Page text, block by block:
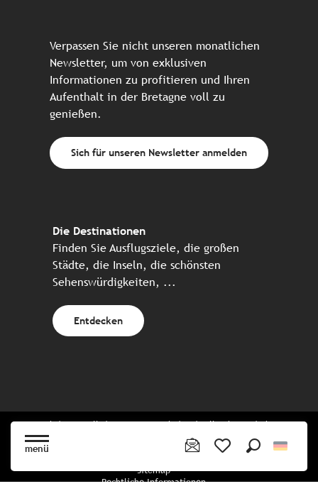
menü
Verpassen Sie nicht unseren monatlichen
Newsletter, um von exklusiven
Informationen zu profitieren und Ihren
Aufenthalt in der Bretagne voll zu
genießen.
Sich für unseren Newsletter anmelden
Die Destinationen
Finden Sie Ausflugsziele, die großen
Städte, die Inseln, die schönsten
Sehenswürdigkeiten, ...
Entdecken
Website erstellt in Zusammenarbeit mit allen bretonischen
Tourismuspartnern
Sitemap
Rechtliche Informationen